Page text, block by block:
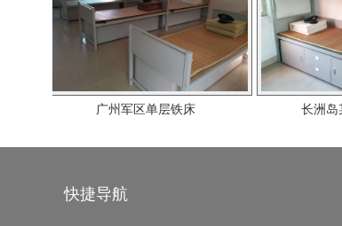
广州军区单层铁床 长洲岛某军区制
快捷导航